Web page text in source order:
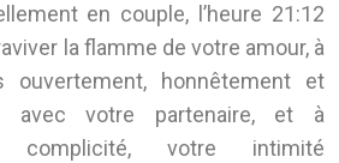
en couple, l’heure 21:12
la flamme de votre amour, à
ouvertement, honnêtement et
avec votre partenaire, et à
complicité, votre intimité